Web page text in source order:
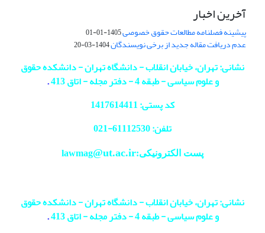
آخرین اخبار
پیشینه فصلنامه مطالعات حقوق خصوصی1405-01-01
عدم دریافت مقاله جدید از برخی نویسندگان1404-03-20
نشانی: تهران، خیابان انقلاب - دانشگاه تهران - دانشکده حقوق
و علوم سیاسی - طبقه 4 - دفتر مجله - اتاق 413
.
کد پستی: 1417614411
تلفن: 61112530-
021
پست الکترونیکی:lawmag@ut.ac.ir
نشانی: تهران، خیابان انقلاب - دانشگاه تهران - دانشکده حقوق
و علوم سیاسی - طبقه 4 - دفتر مجله - اتاق 413
.